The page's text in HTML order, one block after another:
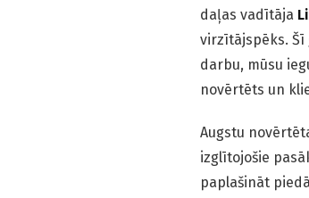
daļas vadītāja
virzītājspēks. Šī
darbu, mūsu
novērtēts un
Augstu
izglītojošie
paplašināt